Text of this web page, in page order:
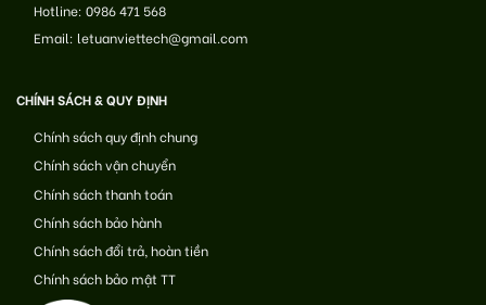
Hotline: 0986 471 568
Email: letuanviettech@gmail.com
CHÍNH SÁCH & QUY ĐỊNH
Chính sách quy định chung
Chính sách vận chuyển
Chính sách thanh toán
Chính sách bảo hành
Chính sách đổi trả, hoàn tiền
Chính sách bảo mật TT